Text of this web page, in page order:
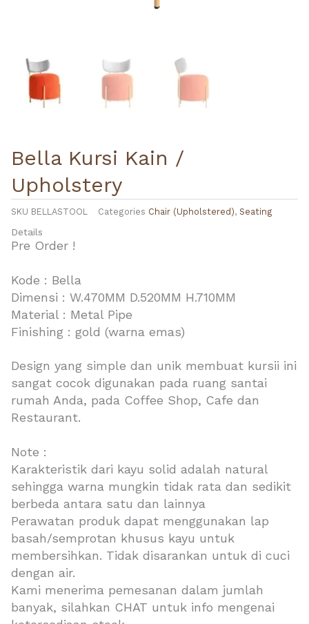
Bella Kursi Kain /
Upholstery
SKU BELLASTOOL Categories Chair (Upholstered), Seating
Details
Pre Order !
Kode : Bella
Dimensi : W.470MM D.520MM H.710MM
Material : Metal Pipe
Finishing : gold (warna emas)
Design yang simple dan unik membuat kursii ini
sangat cocok digunakan pada ruang santai
rumah Anda, pada Coffee Shop, Cafe dan
Restaurant.
Note :
Karakteristik dari kayu solid adalah natural
sehingga warna mungkin tidak rata dan sedikit
berbeda antara satu dan lainnya
Perawatan produk dapat menggunakan lap
basah/semprotan khusus kayu untuk
membersihkan. Tidak disarankan untuk di cuci
dengan air.
Kami menerima pemesanan dalam jumlah
banyak, silahkan CHAT untuk info mengenai